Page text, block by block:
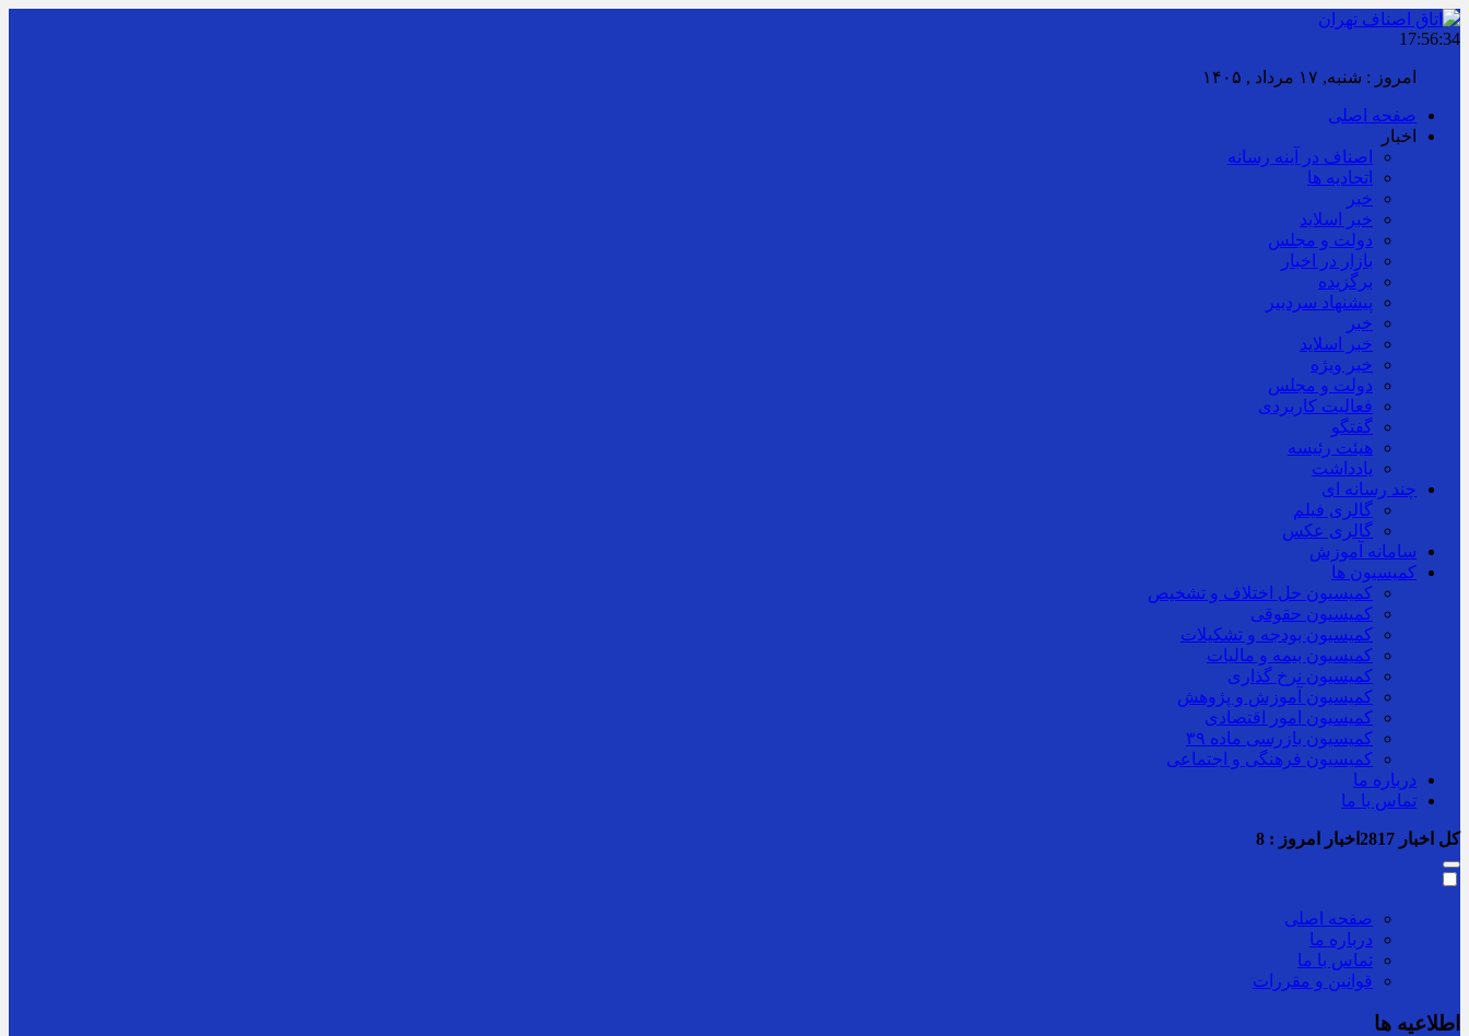
17:56:36
براب
صفحه اصلی
اخبار
اصناف در آینه رسانه
اتحادیه ها
خبر
خبر اسلايد
دولت و مجلس
بازار در اخبار
برگزیده
پیشنهاد سردبیر
خبر
خبر اسلايد
خبر ویژه
دولت و مجلس
فعالیت کاربردی
گفتگو
هیئت رئیسه
یادداشت
چند رسانه ای
گالری فیلم
گالری عکس
سامانه آموزش
کمیسیون ها
کمیسیون حل اختلاف و تشخیص
کمیسیون حقوقی
کمیسیون بودجه و تشکیلات
کمیسیون بیمه و مالیات
کمیسیون نرخ گذاری
کمیسیون آموزش و پژوهش
کمیسیون امور اقتصادی
کمیسیون بازرسی ماده ۳۹
کمیسیون فرهنگی و اجتماعی
درباره ما
تماس با ما
کل اخبار اخبار امروز : 8
صفحه اصلی
درباره ما
تماس با ما
قوانین و مقررات
اطلاعیه ها